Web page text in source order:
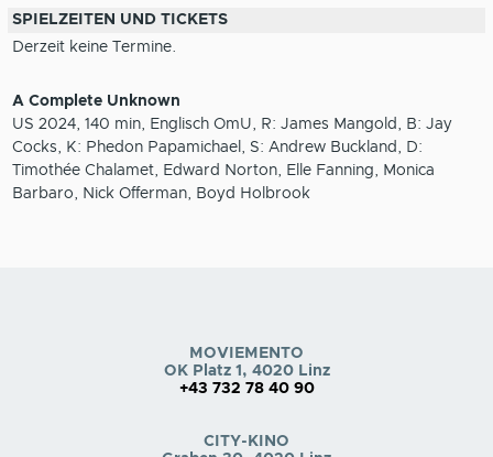
SPIELZEITEN UND TICKETS
Derzeit keine Termine.
A Complete Unknown
US 2024, 140 min, Englisch OmU, R: James Mangold, B: Jay
Cocks, K: Phedon Papamichael, S: Andrew Buckland, D:
Timothée Chalamet, Edward Norton, Elle Fanning, Monica
Barbaro, Nick Offerman, Boyd Holbrook
MOVIEMENTO
OK Platz 1, 4020 Linz
+43 732 78 40 90
CITY-KINO